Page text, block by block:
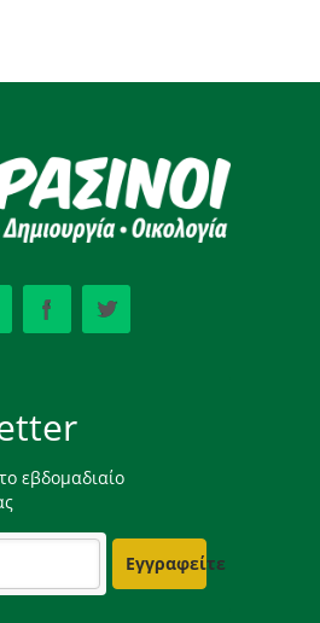
εβδομαδιαίο
Εγγραφείτε